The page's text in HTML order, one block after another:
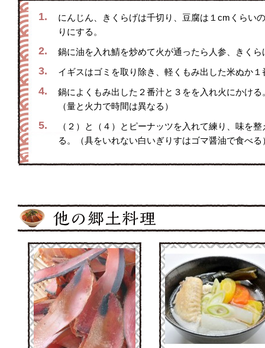
1.
にんじん、きくらげは千切り、豆腐は１cmくらい
りにする。
2. 鍋に油を入れ鯖を炒めて火が通ったら人参、きく
3. イギスはゴミを取り除き、軽くもみ出した米ぬか
4.
鍋によくもみ出した２番汁と３をを入れ火にかけ
（量と火力で時間は異なる）
5.
（２）と（４）とピーナッツを入れて練り、味を
る。（具をいれない白いぎりすはゴマ醤油で食べる